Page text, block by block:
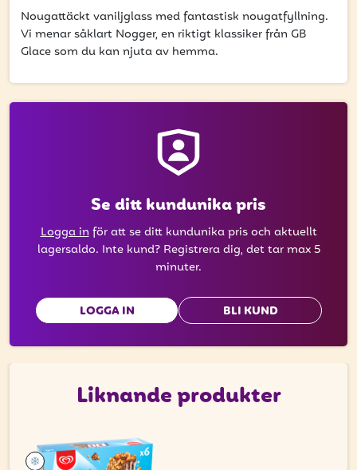
Ange din e-postadress nedan för att ta del av våra
nyheter och erbjudanden.
E-postadress
Nougattäckt vaniljglass med fantastisk nougatfyllning.
Vi menar såklart Nogger, en riktigt klassiker från GB
Glace som du kan njuta av hemma.
Se ditt kundunika pris
Logga inför att se ditt kundunika pris och aktuellt
lagersaldo. Inte kund? Registrera dig, det tar max 5
minuter.
LOGGA IN BLI KUND
Liknande produkter